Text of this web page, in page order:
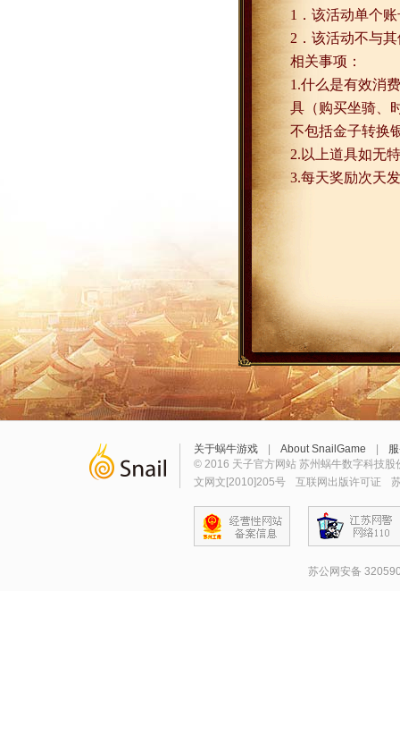
1 ．该活动单个
2 ．该活动不与
相关事项：
1.什么是有效消
具（购买坐骑、
不包括金子转换
2. 以上道具如无
3.每天奖励次天
关于蜗牛游戏 About SnailGame
© 2016 天子官方网站 苏州蜗牛数字科技
文网文[2010]205号
互联网出版许可证
苏公网安备